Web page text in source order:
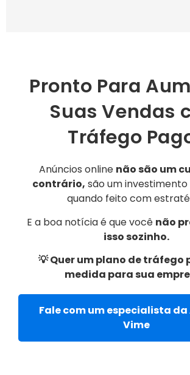
Pronto Para
Suas Vendas
Tráfego
Anúncios online não são um
contrário, são um
quando feito com
E a boa notícia é que você não
isso sozinho.
💡 Quer um plano de tráfego
medida para sua
Fale com um especialista
Vime